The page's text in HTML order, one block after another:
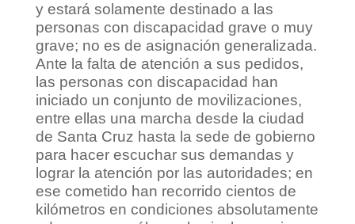
y estará solamente destinado a las
personas con discapacidad grave o muy
grave; no es de asignación generalizada.
Ante la falta de atención a sus pedidos,
las personas con discapacidad han
iniciado un conjunto de movilizaciones,
entre ellas una marcha desde la ciudad
de Santa Cruz hasta la sede de gobierno
para hacer escuchar sus demandas y
lograr la atención por las autoridades; en
ese cometido han recorrido cientos de
kilómetros en condiciones absolutamente